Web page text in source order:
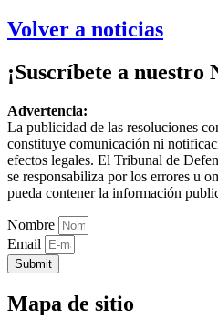
Volver a noticias
¡Suscríbete a nuestro
Advertencia:
La publicidad de las resoluciones
constituye comunicación ni
efectos legales. El Tribunal de
se responsabiliza por los errores u
pueda contener la información
Nombre
Email
Submit
Mapa de sitio